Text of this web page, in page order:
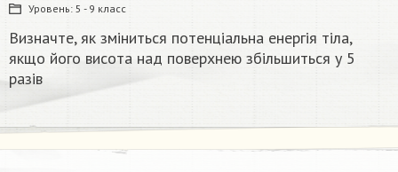
Уровень: 5 - 9 класс
Визначте, як зміниться потенціальна енергія тіла,
якщо його висота над поверхнею збільшиться у 5
разів